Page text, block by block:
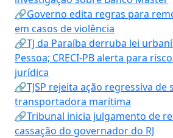
🔗Governo edita regras para
em casos de violência
🔗TJ da Paraíba derruba lei
Pessoa; CRECI-PB alerta para
jurídica
🔗TJSP rejeita ação regressiva
transportadora marítima
🔗Tribunal inicia julgamento de
cassação do governador do RJ